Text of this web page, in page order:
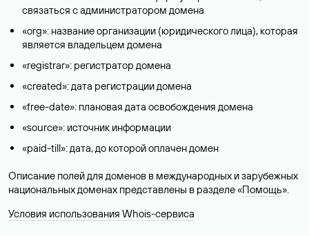
связаться с администратором домена
«org»: название организации (юридического лица), которая
является владельцем домена
«registrar»: регистратор домена
«created»: дата регистрации домена
«free-date»: плановая дата освобождения домена
«source»: источник информации
«paid-till»: дата, до которой оплачен домен
Описание полей для доменов в международных и зарубежных
национальных доменах представлены в разделе «Помощь».
Условия использования Whois-сервиса